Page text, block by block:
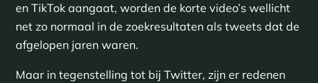
en TikTok aangaat, worden de korte video’s wellicht
net zo normaal in de zoekresultaten als tweets dat de
afgelopen jaren waren.
Maar in tegenstelling tot bij Twitter, zijn er redenen